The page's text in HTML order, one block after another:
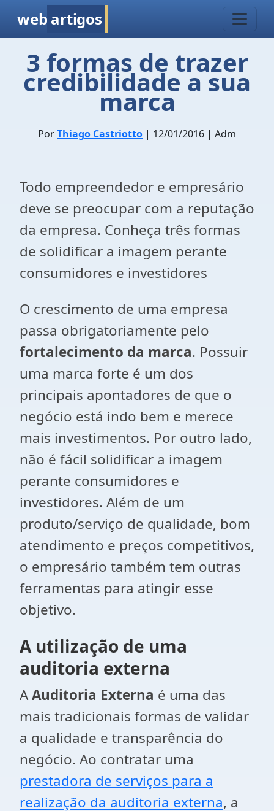
web artigos
3 formas de trazer
credibilidade a sua
marca
PorThiago Castriotto | 12/01/2016 | Adm
Todo empreendedor e empresário
deve se preocupar com a reputação
da empresa. Conheça três formas
de solidificar a imagem perante
consumidores e investidores
O crescimento de uma empresa
passa obrigatoriamente pelo
fortalecimento da marca. Possuir
uma marca forte é um dos
principais apontadores de que o
negócio está indo bem e merece
mais investimentos. Por outro lado,
não é fácil solidificar a imagem
perante consumidores e
investidores. Além de um
produto/serviço de qualidade, bom
atendimento e preços competitivos,
o empresário também tem outras
ferramentas para atingir esse
objetivo.
A utilização de uma
auditoria externa
AAuditoria Externa é uma das
mais tradicionais formas de validar
a qualidade e transparência do
negócio. Ao contratar uma
prestadora de serviços para a
realização da auditoria externa, a